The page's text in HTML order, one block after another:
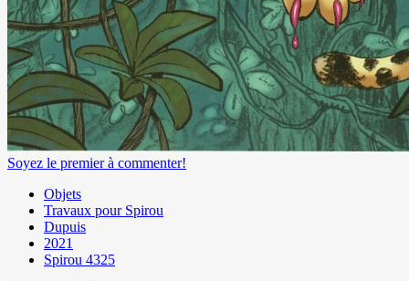
Soyez le premier à commenter!
Objets
Travaux pour Spirou
Dupuis
2021
Spirou 4325